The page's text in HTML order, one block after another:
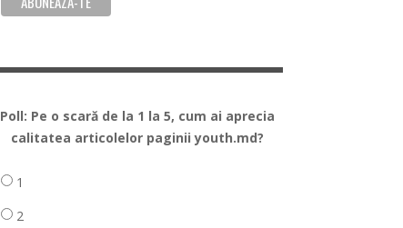
Poll: Pe o scară de la 1 la 5, cum ai aprecia
calitatea articolelor paginii youth.md?
1
2